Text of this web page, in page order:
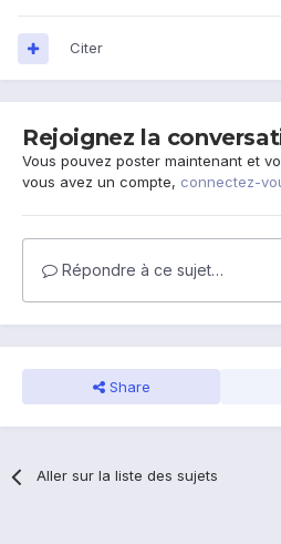
Citer
Rejoignez la
Vous pouvez poster maintenant et
vous avez un compte, connectez-
Répondre à ce sujet…
Share
Aller sur la liste des sujets